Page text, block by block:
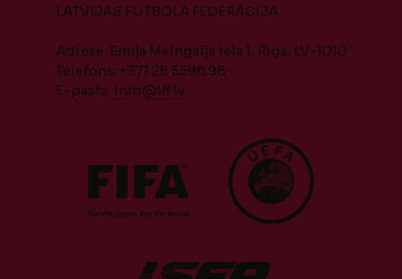
LATVIJAS FUTBOLA FEDERĀCIJA
Adrese: Emiļa Melngaiļa iela 1, Rīga, LV-1010
Telefons: +371 28 5598 98
E-pasts: info@lff.lv